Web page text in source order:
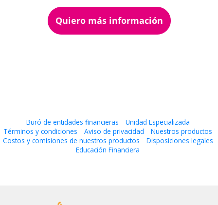
Quiero más información
Buró de entidades financieras
Unidad Especializada
Términos y condiciones
Aviso de privacidad
Nuestros productos
Costos y comisiones de nuestros productos
Disposiciones legales
Educación Financiera